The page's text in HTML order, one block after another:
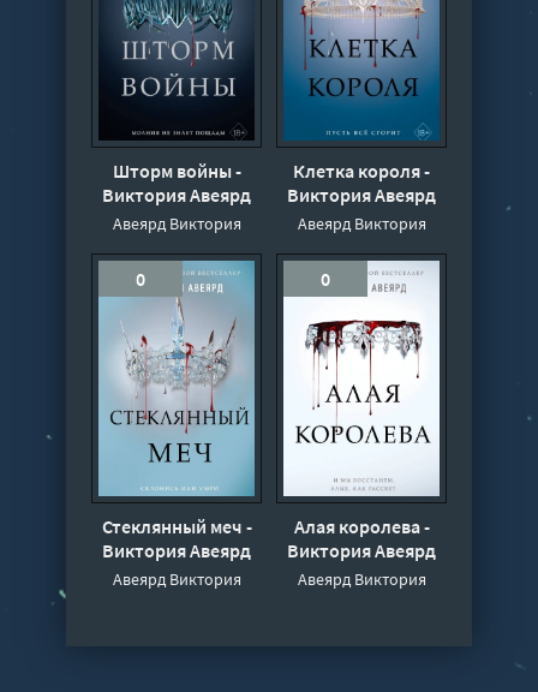
Шторм войны -
Виктория Авеярд
Авеярд Виктория
Клетка короля -
Виктория Авеярд
Авеярд Виктория
0
Стеклянный меч -
Виктория Авеярд
Авеярд Виктория
0
Алая королева -
Виктория Авеярд
Авеярд Виктория